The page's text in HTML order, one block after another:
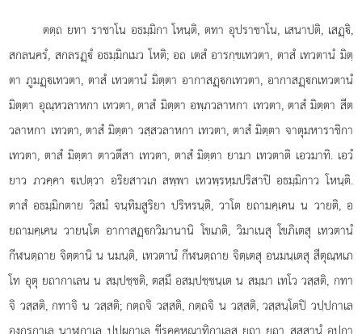
ตตฺถ ยทา ราชาโน อธมฺมิกา โหนฺติ, ตทา อุปราชาโน, เสนาปติ, เสฏฺิ,
สกลนครํ, สกลรฏฺํ อธมฺมิกเมว โหติ; อถ เตสํ อารกฺขเทวตา, ตาสํ เทวตานํ มิตฺ
ตา ภูมฏฺเทวตา, ตาสํ เทวตานํ มิตฺตา อากาสฏฺกเทวตา, อากาสฏฺกเทวตานํ
มิตฺตา อุณฺหวลาหกา เทวตา, ตาสํ มิตฺตา อพฺภวลาหกา เทวตา, ตาสํ มิตฺตา สีต
วลาหกา เทวตา, ตาสํ มิตฺตา วสฺสวลาหกา เทวตา, ตาสํ มิตฺตา จาตุมหาราชิกา
เทวตา, ตาสํ มิตฺตา ตาวตึสา เทวตา, ตาสํ มิตฺตา ยามา เทวตาติ เอวมาทิ. เอวํ
ยาว ภวคฺคา เปตฺวา อริยสาวเก สพฺพา เทวพฺรหฺมปริสาปิ อธมฺมิกาว โหนฺติ.
ตาสํ อธมฺมิกตาย วิสมํ จนฺทิมสูริยา ปริหรนฺติ, วาโต ยถามคฺเคน น วายติ, อ
ยถามคฺเคน วายนฺโต อากาสฏฺกวิมานานิ โขเภติ, วิมาเนสุ โขภิเตสุ เทวตานํ
กีฬนตฺถาย จิตฺตานิ น นมนฺติ, เทวตานํ กีฬนตฺถาย จิตฺเตสุ อนมนฺเตสุ สีตุณฺหเภ
โท อุตุ ยถากาเลน น สมฺปชฺชติ, ตสฺมึ อสมฺปชฺชนฺเต น สมฺมา เทโว วสฺสติ, กทา
จิ วสฺสติ, กทาจิ น วสฺสติ; กตฺถจิ วสฺสติ, กตฺถจิ น วสฺสติ, วสฺสนฺโตปิ วปฺปกาเล